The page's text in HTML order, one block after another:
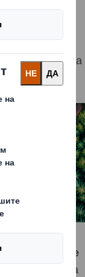
неин
осезаеми
продукт
за цикъла на
опаковките
широка